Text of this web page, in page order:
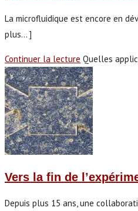
La microfluidique est encore en
plus… ]
Continuer la lecture Quelles
Vers la fin de
Depuis plus 15 ans, une